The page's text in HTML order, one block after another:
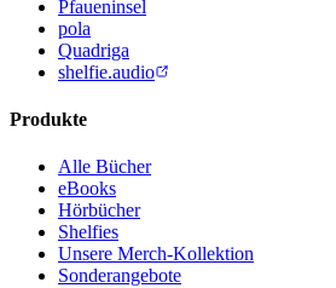
Pfaueninsel
pola
Quadriga
shelfie.audio
Produkte
Alle Bücher
eBooks
Hörbücher
Shelfies
Unsere Merch-Kollektion
Sonderangebote